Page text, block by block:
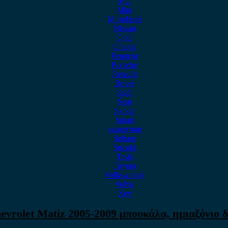
Mini
Mitsubishi
Nissan
Opel
Omoda
Peugeot
Porsche
Renault
Rover
Saab
Seat
Skoda
Smart
ssangyong
Subaru
Suzuki
Tesla
Toyota
Volkswagen
Volvo
Xev
Matiz 2005-2009 μπουκάλα, ημιαξόνιο